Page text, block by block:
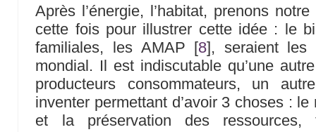
Après l’énergie, l’habitat, prenons
cette fois pour illustrer cette idée : le
familiales, les AMAP [8] , seraient les
mondial. Il est indiscutable qu’une
producteurs consommateurs, un
inventer permettant d’avoir 3 choses : le
et la préservation des ressources,